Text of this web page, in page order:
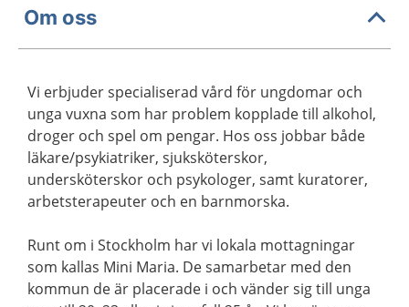
Om oss
Vi erbjuder specialiserad vård för ungdomar och
unga vuxna som har problem kopplade till alkohol,
droger och spel om pengar. Hos oss jobbar både
läkare/psykiatriker, sjuksköterskor,
undersköterskor och psykologer, samt kuratorer,
arbetsterapeuter och en barnmorska.
Runt om i Stockholm har vi lokala mottagningar
som kallas Mini Maria. De samarbetar med den
kommun de är placerade i och vänder sig till unga